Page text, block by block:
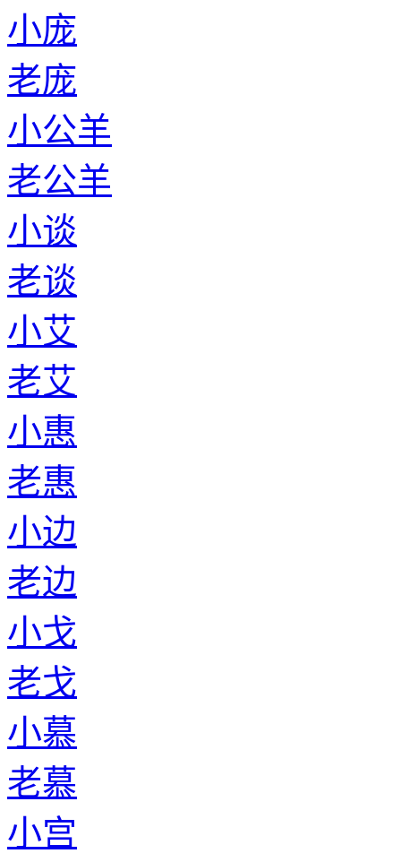
小庞
老庞
小公羊
老公羊
小谈
老谈
小艾
老艾
小惠
老惠
小边
老边
小戈
老戈
小慕
老慕
小宫